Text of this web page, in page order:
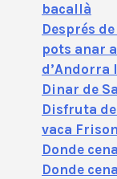
bacallà
Després
pots anar
d’Andorra
Dinar de
Disfruta
vaca
Donde
Donde